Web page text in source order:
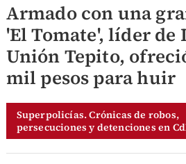
Armado con una
'El Tomate', líder de
Unión Tepito,
mil pesos para huir
Superpolicías. Crónicas de robos,
persecuciones y detenciones en